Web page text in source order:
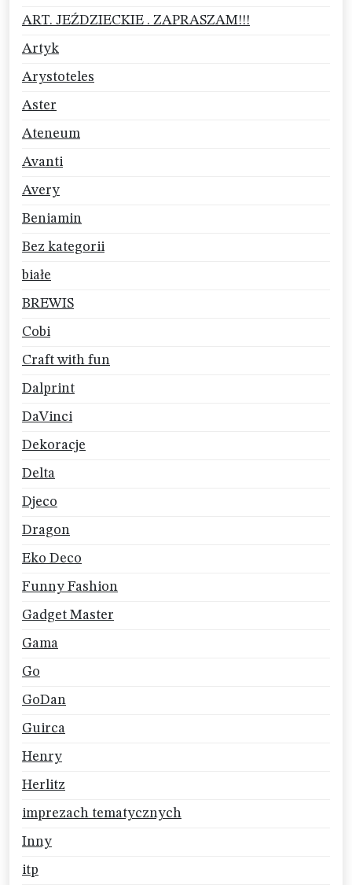
ART. JEŹDZIECKIE . ZAPRASZAM!!!
Artyk
Arystoteles
Aster
Ateneum
Avanti
Avery
Beniamin
Bez kategorii
białe
BREWIS
Cobi
Craft with fun
Dalprint
DaVinci
Dekoracje
Delta
Djeco
Dragon
Eko Deco
Funny Fashion
Gadget Master
Gama
Go
GoDan
Guirca
Henry
Herlitz
imprezach tematycznych
Inny
itp